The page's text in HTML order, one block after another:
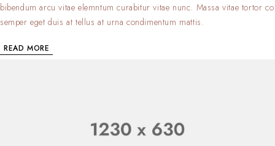
bibendum arcu vitae elemntum curabitur vitae nunc. Massa vitae tortor co
semper eget duis at tellus at urna condimentum mattis.
READ MORE